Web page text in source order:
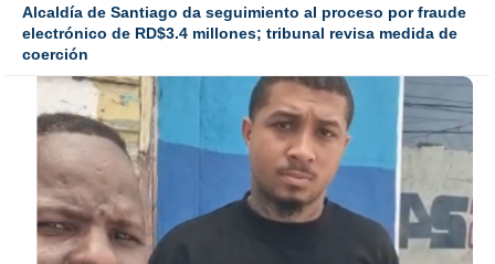
Alcaldía de Santiago da seguimiento al proceso por fraude
electrónico de RD$3.4 millones; tribunal revisa medida de
coerción